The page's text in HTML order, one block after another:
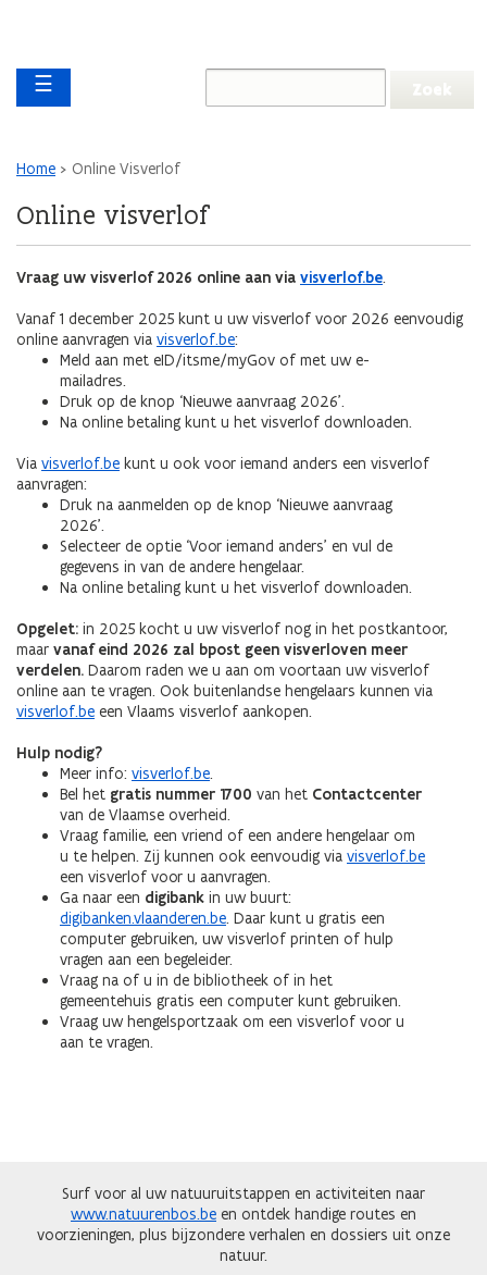
Main navigation
☰
Kruimelpad
Home Online Visverlof
Online visverlof
Vraag uw visverlof 2026 online aan via visverlof.be.
Vanaf 1 december 2025 kunt u uw visverlof voor 2026 eenvoudig
online aanvragen via visverlof.be:
Meld aan met eID/itsme/myGov of met uw e-
mailadres.
Druk op de knop ‘Nieuwe aanvraag 2026’.
Na online betaling kunt u het visverlof downloaden.
Via visverlof.be kunt u ook voor iemand anders een visverlof
aanvragen:
Druk na aanmelden op de knop ‘Nieuwe aanvraag
2026’.
Selecteer de optie ‘Voor iemand anders’ en vul de
gegevens in van de andere hengelaar.
Na online betaling kunt u het visverlof downloaden.
Opgelet: in 2025 kocht u uw visverlof nog in het postkantoor,
maar vanaf eind 2026 zal bpost geen visverloven meer
verdelen. Daarom raden we u aan om voortaan uw visverlof
online aan te vragen. Ook buitenlandse hengelaars kunnen via
visverlof.be een Vlaams visverlof aankopen.
Hulp nodig?
Meer info: visverlof.be.
Bel het gratis nummer 1700 van het Contactcenter
van de Vlaamse overheid.
Vraag familie, een vriend of een andere hengelaar om
u te helpen. Zij kunnen ook eenvoudig via visverlof.be
een visverlof voor u aanvragen.
Ga naar een digibank in uw buurt:
digibanken.vlaanderen.be. Daar kunt u gratis een
computer gebruiken, uw visverlof printen of hulp
vragen aan een begeleider.
Vraag na of u in de bibliotheek of in het
gemeentehuis gratis een computer kunt gebruiken.
Vraag uw hengelsportzaak om een visverlof voor u
aan te vragen.
Surf voor al uw natuuruitstappen en activiteiten naar
www.natuurenbos.be en ontdek handige routes en
voorzieningen, plus bijzondere verhalen en dossiers uit onze
natuur.